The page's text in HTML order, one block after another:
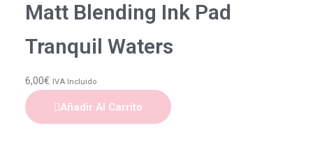
Matt Blending Ink Pad
Tranquil Waters
6,00€ IVA Incluido
Añadir Al Carrito